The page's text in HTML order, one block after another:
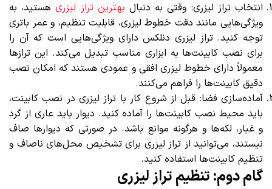
انتخاب تراز لیزری: وقتی به دنبال بهترین تراز لیزریهستید، به
ویژگی‌هایی مانند دقت خطوط لیزری، قابلیت تنظیم، و عمر باتری
توجه کنید. تراز لیزری دنلکس دارای ویژگی‌هایی است که آن را
برای نصب کابینت‌ها به ابزاری مناسب تبدیل می‌کند. این ترازها
معمولاً دارای خطوط لیزری افقی و عمودی هستند که امکان نصب
دقیق کابینت‌ها را فراهم می‌کنند.
آماده‌سازی فضا: قبل از شروع کار با تراز لیزری در نصب کابینت،
باید محیط نصب کابینت‌ها را آماده کنید. دیوار باید عاری از گرد
و غبار، لکه‌ها و هرگونه موانع باشد. در صورتی که دیوارها صاف
نیستند، می‌توانید از تراز لیزری برای تشخیص محل‌های ناصاف و
تنظیم کابینت‌ها استفاده کنید.
گام دوم: تنظیم تراز لیزری